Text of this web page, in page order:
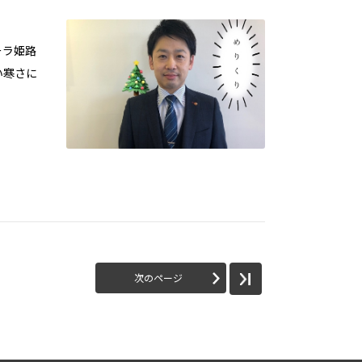
姫路
さに
次のページ